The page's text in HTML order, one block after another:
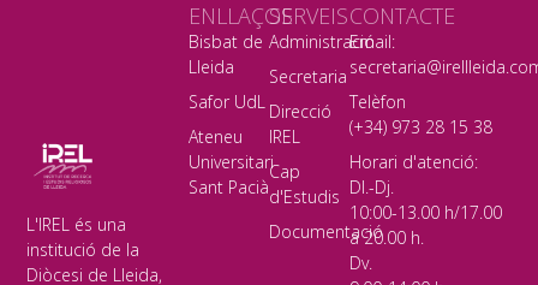
L'IREL és una
institució de la
Diòcesi de Lleida,
SERVEIS
Administració
Secretaria
Direcció
IREL
Cap
d'Estudis
Documentació
ENLLAÇOS
Bisbat de
Lleida
Safor UdL
Ateneu
Universitari
Sant Pacià
CONTACTE
Email:
Telèfon
(+34) 973 28 15 38
Horari d'atenció:
Dl.-Dj.
10:00-13.00 h/17.00
a 20.00 h.
Dv.